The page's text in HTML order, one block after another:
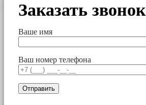
Заказать звонок
Ваше имя
Ваш номер телефона